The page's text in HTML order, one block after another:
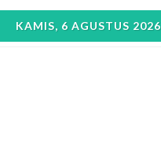
KAMIS, 6 AGUSTUS